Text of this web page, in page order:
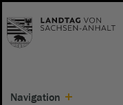
Navigation